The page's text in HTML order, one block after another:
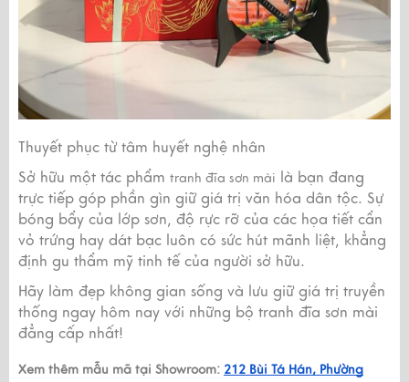
Thuyết phục từ tâm huyết nghệ nhân
Sở hữu một tác phẩm tranh đĩa sơn mài là bạn đang
trực tiếp góp phần gìn giữ giá trị văn hóa dân tộc. Sự
bóng bẩy của lớp sơn, độ rực rỡ của các họa tiết cẩn
vỏ trứng hay dát bạc luôn có sức hút mãnh liệt, khẳng
định gu thẩm mỹ tinh tế của người sở hữu.
Hãy làm đẹp không gian sống và lưu giữ giá trị truyền
thống ngay hôm nay với những bộ tranh đĩa sơn mài
đẳng cấp nhất!
Xem thêm mẫu mã tại Showroom: 212 Bùi Tá Hán, Phường